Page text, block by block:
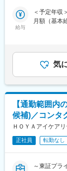
・基幹
成立させる
分の手で進
【クラウド
「社会課題
ンとして掲
門性が高く
在最注力し
りとなる新
ルテ・レセ
診療所の経
る」を目指
大を進めて
■PACSとは
imaging/
■仕事内容
医療機器や
検、トラブ
ロフェッシ
入社後は、
てなどの基
の方は早く
ーク含む）
給与
＜予定年収
月額（基本
歳/750万円
までも目安
す。月給(月
気
【通勤範囲内
候補)／コンタ
ＨＯＹＡアイケア
正社員 転勤なし
～東証プラ